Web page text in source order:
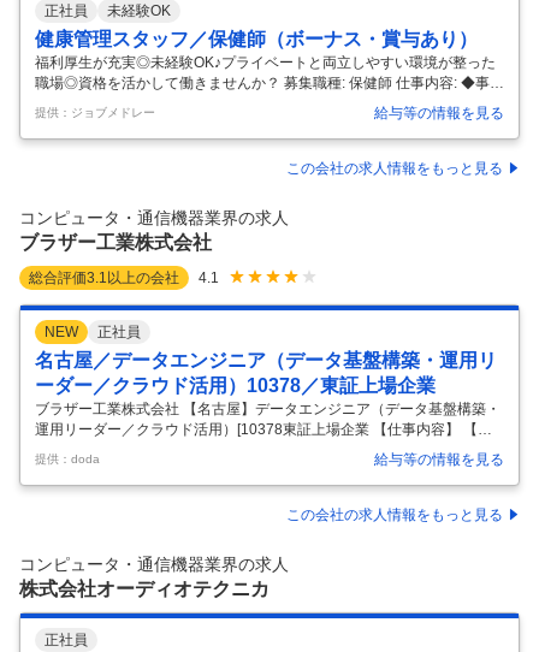
正社員 未経験OK
健康管理スタッフ／保健師（ボーナス・賞与あり）
福利厚生が充実◎未経験OK♪プライベートと両立しやすい環境が整った
職場◎資格を活かして働きませんか？ 募集職種: 保健師 仕事内容: ◆事業
所における健康管理スタッフ ・社員の健康管理（健康診断、メンタルケ
ア等） ・保健衛生管理関連の業務 ・関連データの数値化及び分析 ・健
康増進を目的としたイベントの実施、等 変更範囲:会社の定める業務 転
勤の可能性あり（転勤範囲：安岐事業所、日田事業所、他国内外キヤノ
経験不問 必要PCスキル：エクセル表計算、ワード 年齢制限あり ～59歳
※定年を上限 勤務時間: 8:00～17:00（休
提供：ジョブメドレー 給与等の情報を見る
この会社の求人情報をもっと見る
コンピュータ・通信機器業界の求人
ブラザー工業株式会社
総合評価3.1 以上の会社 4.1
NEW 正社員
名古屋／データエンジニア（データ基盤構築・運用リ
ーダー／クラウド活用）10378／東証上場企業
ブラザー工業株式会社 【名古屋】データエンジニア（データ基盤構築・
運用リーダー／クラウド活用）[10378東証上場企業 【仕事内容】 【名
古屋】データエンジニア（データ基盤構築・運用リーダー／クラウド活
用）[10378東証上場企業 【具体的な仕事内容】 ◆東証プライム上場企
業｜2030年に売上1兆円の目標を掲げる成長企業◆ ◆在宅勤務（リモー
トワーク）・フレックス制度など柔軟な働き方が魅力◆ ◆有給取得率8
プリンティング＆ソリューションズ（以下P&S）事業の変革をデータド
リブンで加速するため、データ活用基盤の構築・運
提供：doda 給与等の情報を見る
この会社の求人情報をもっと見る
コンピュータ・通信機器業界の求人
株式会社オーディオテクニカ
正社員